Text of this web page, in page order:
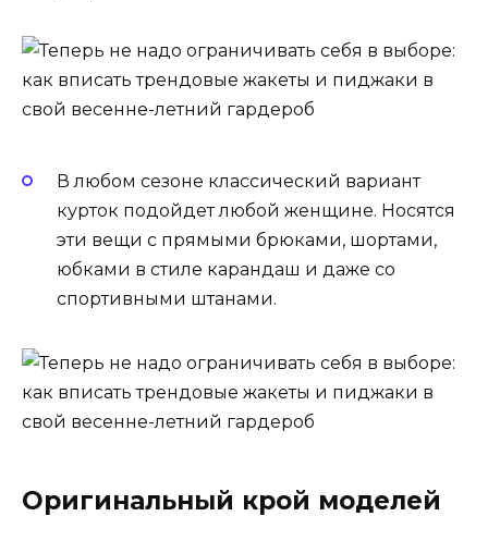
В любом сезоне классический вариант
курток подойдет любой женщине. Носятся
эти вещи с прямыми брюками, шортами,
юбками в стиле карандаш и даже со
спортивными штанами.
Оригинальный крой моделей